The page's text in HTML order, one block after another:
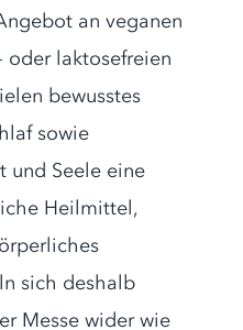
an veganen
oder laktosefreien
bewusstes
sowie
und Seele eine
Heilmittel,
sich deshalb
Messe wider wie